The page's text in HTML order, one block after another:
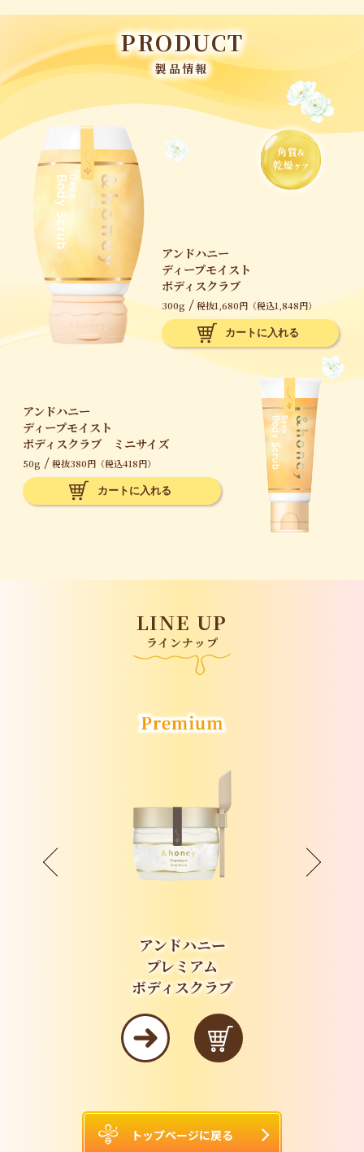
PRODUCT
製品情報
アンドハニー
ディープモイスト
ボディスクラブ
300g 税抜1,680円（税込1,848円）
アンドハニー
ディープモイスト
ボディスクラブ ミニサイズ
50g 税抜380円（税込418円）
LINE UP
ラインナップ
アンドハニー
プレミアム
ボディスクラブ
トップページに戻る